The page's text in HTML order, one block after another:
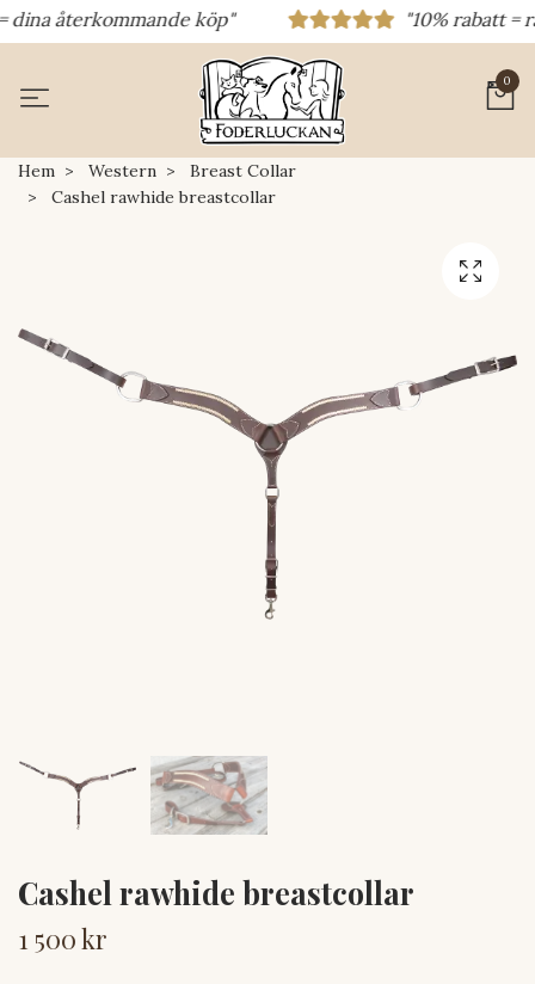
återkommande köp" "10% rabatt =
0
Hem Western
Breast Collar
Cashel rawhide breastcollar
Cashel rawhide breastcollar
1 500 kr